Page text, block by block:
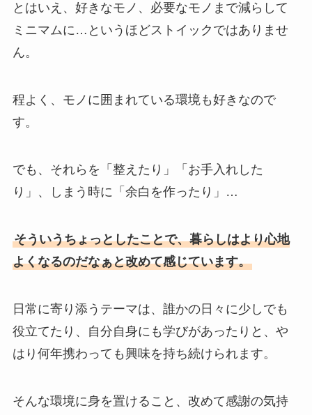
とはいえ、好きなモノ、必要なモノまで減らして
ミニマムに…というほどストイックではありませ
ん。
程よく、モノに囲まれている環境も好きなので
す。
でも、それらを「整えたり」「お手入れした
り」、しまう時に「余白を作ったり」…
そういうちょっとしたことで、暮らしはより心地
よくなるのだなぁと改めて感じています。
日常に寄り添うテーマは、誰かの日々に少しでも
役立てたり、自分自身にも学びがあったりと、や
はり何年携わっても興味を持ち続けられます。
そんな環境に身を置けること、改めて感謝の気持